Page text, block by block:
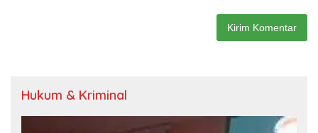
Hukum & Kriminal